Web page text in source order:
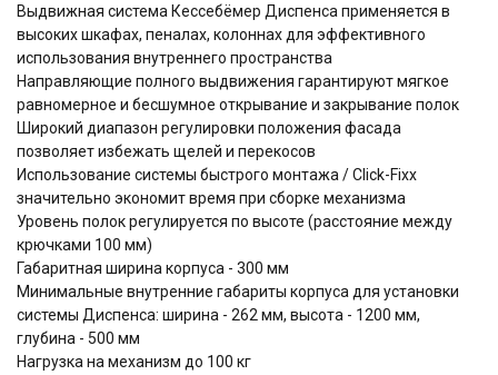
Выдвижная система Кессебёмер Диспенса применяется в
высоких шкафах, пеналах, колоннах для эффективного
использования внутреннего пространства
Направляющие полного выдвижения гарантируют мягкое
равномерное и бесшумное открывание и закрывание полок
Широкий диапазон регулировки положения фасада
позволяет избежать щелей и перекосов
Использование системы быстрого монтажа / Click-Fixx
значительно экономит время при сборке механизма
Уровень полок регулируется по высоте (расстояние между
крючками 100 мм)
Габаритная ширина корпуса - 300 мм
Минимальные внутренние габариты корпуса для установки
системы Диспенса: ширина - 262 мм, высота - 1200 мм,
глубина - 500 мм
Нагрузка на механизм до 100 кг